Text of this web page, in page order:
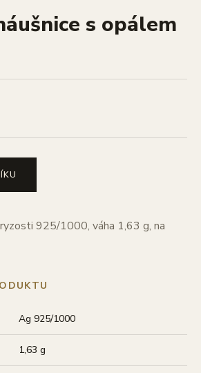
s opálem
925/1000, váha 1,63 g, na
Ag 925/1000
1,63 g